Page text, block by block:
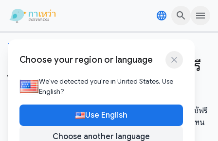
Choose your region or language
We've detected you're in United States. Use
English?
Use English
Choose another language
เอไอและระบบอัตโนมัติ
Microsoft Copilot คืออะไร ใช้ฟรี
ได้ไหม?
Microsoft ฝัง AI ไว้ใน Windows, Word, Excel แล้ว ใช้ฟรี
ได้บางส่วน มาดูกันว่ามีอะไรบ้าง และต้องจ่ายเงินเพิ่มตรงไหน